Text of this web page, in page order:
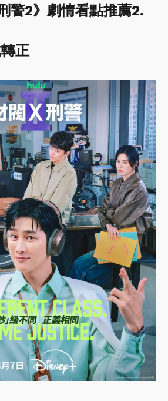
警2》劇情看點推薦2.
正